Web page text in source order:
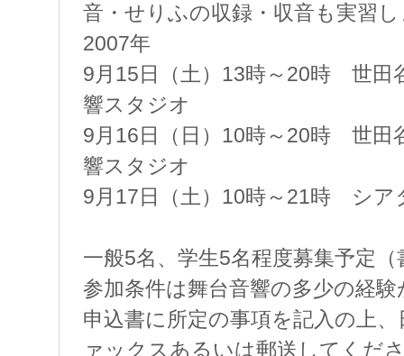
音・せりふの収録・収音も実習
2007年
9月15日（土）13時～20時 世田
響スタジオ
9月16日（日）10時～20時 世田
響スタジオ
9月17日（土）10時～21時 シア
一般5名、学生5名程度募集予定
参加条件は舞台音響の多少の経
申込書に所定の事項を記入の上
ァックスあるいは郵送してくだ